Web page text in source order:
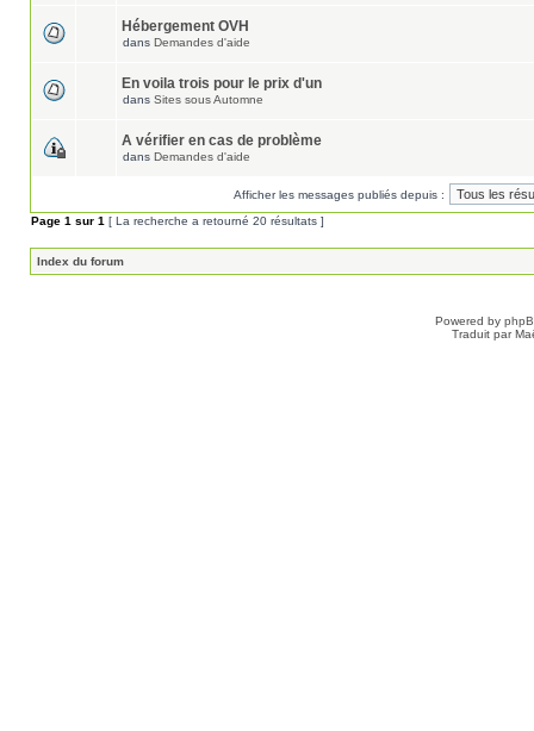
Hébergement OVH
dans Demandes d'aide
En voila trois pour le prix d'un
dans Sites sous Automne
A vérifier en cas de problème
dans Demandes d'aide
Afficher les messages publiés depuis :
Page 1 sur 1 [ La recherche a retourné 20 résultats ]
Index du forum
Powered by
Traduit par